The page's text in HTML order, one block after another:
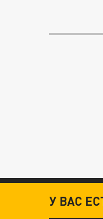
У ВАС